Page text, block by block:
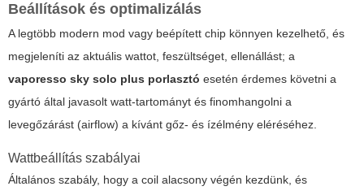
Beállítások és optimalizálás
A legtöbb modern mod vagy beépített chip könnyen kezelhető, és
megjeleníti az aktuális wattot, feszültséget, ellenállást; a
vaporesso sky solo plus porlasztó esetén érdemes követni a
gyártó által javasolt watt-tartományt és finomhangolni a
levegőzárást (airflow) a kívánt gőz- és ízélmény eléréséhez.
Wattbeállítás szabályai
Általános szabály, hogy a coil alacsony végén kezdünk, és